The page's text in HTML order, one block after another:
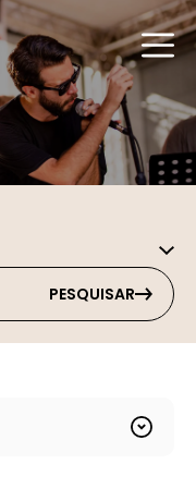
PESQUISAR